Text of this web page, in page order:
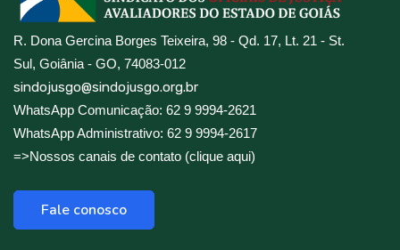
R. Dona Gercina Borges Teixeira, 98 - Qd. 17, Lt. 21 - St.
Sul, Goiânia - GO, 74083-012
sindojusgo@sindojusgo.org.br
WhatsApp Comunicação: 62 9 9994-2621
WhatsApp Administrativo: 62 9 9994-2617
=>Nossos canais de contato (clique aqui)
Fale conosco